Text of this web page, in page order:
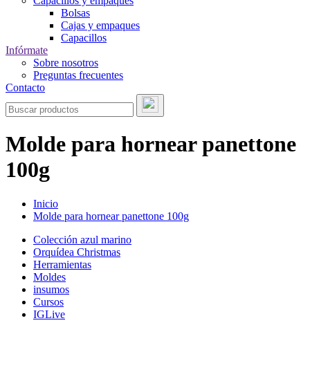
Bolsas
Cajas y empaques
Capacillos
Infórmate
Sobre nosotros
Preguntas frecuentes
Contacto
Molde para hornear panettone
100g
Inicio
Molde para hornear panettone 100g
Colección azul marino
Orquídea Christmas
Herramientas
Moldes
insumos
Cursos
IGLive